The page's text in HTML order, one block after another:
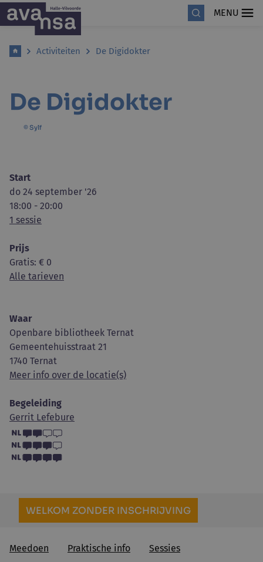
MENU
Activiteiten De Digidokter
De Digidokter
© Sylf
Start
do 24 september '26
18:00 - 20:00
1 sessie
Prijs
Gratis: € 0
Alle tarieven
Waar
Openbare bibliotheek Ternat
Gemeentehuisstraat 21
1740 Ternat
Meer info over de locatie(s)
Begeleiding
Gerrit Lefebure
WELKOM ZONDER INSCHRIJVING
Meedoen Praktische info Sessies